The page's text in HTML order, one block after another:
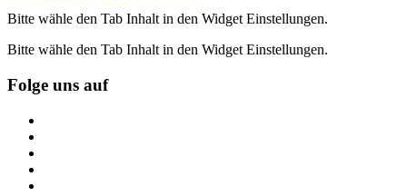
Bitte wähle den Tab Inhalt in den Widget Einstellungen.
Bitte wähle den Tab Inhalt in den Widget Einstellungen.
Folge uns auf